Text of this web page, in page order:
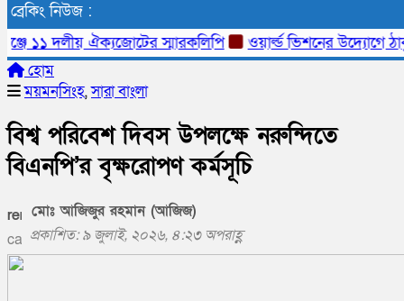
ব্রেকিং নিউজ :
দলীয় ঐক্যজোটের স্মারকলিপি
ওয়ার্ল্ড ভিশনের উদ্যোগে
হোম
ময়মনসিংহ,সারা বাংলা
বিশ্ব পরিবেশ দিবস উপলক্ষে নরুন্দিতে
বিএনপি’র বৃক্ষরোপণ কর্মসূচি
মোঃ আজিজুর রহমান (আজিজ)
প্রকাশিত: ৯ জুলাই, ২০২৬, ৪:২৩ অপরাহ্ণ